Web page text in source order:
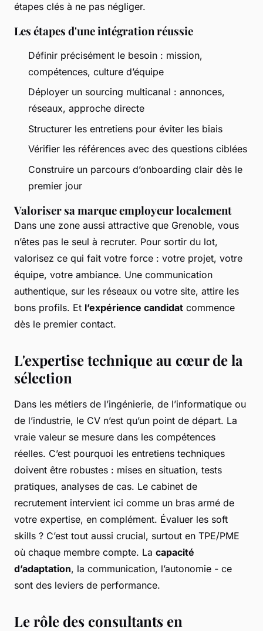
étapes clés à ne pas négliger.
Les étapes d'une intégration réussie
Définir précisément le besoin : mission,
compétences, culture d’équipe
Déployer un sourcing multicanal : annonces,
réseaux, approche directe
Structurer les entretiens pour éviter les biais
Vérifier les références avec des questions ciblées
Construire un parcours d’onboarding clair dès le
premier jour
Valoriser sa marque employeur localement
Dans une zone aussi attractive que Grenoble, vous
n’êtes pas le seul à recruter. Pour sortir du lot,
valorisez ce qui fait votre force : votre projet, votre
équipe, votre ambiance. Une communication
authentique, sur les réseaux ou votre site, attire les
bons profils. Et l’expérience candidat commence
dès le premier contact.
L'expertise technique au cœur de la
sélection
Dans les métiers de l’ingénierie, de l’informatique ou
de l’industrie, le CV n’est qu’un point de départ. La
vraie valeur se mesure dans les compétences
réelles. C’est pourquoi les entretiens techniques
doivent être robustes : mises en situation, tests
pratiques, analyses de cas. Le cabinet de
recrutement intervient ici comme un bras armé de
votre expertise, en complément. Évaluer les soft
skills ? C’est tout aussi crucial, surtout en TPE/PME
où chaque membre compte. La capacité
d’adaptation, la communication, l’autonomie - ce
sont des leviers de performance.
Le rôle des consultants en